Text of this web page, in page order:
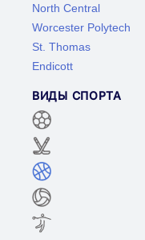
North Central
Worcester Polytech
St. Thomas
Endicott
ВИДЫ СПОРТА